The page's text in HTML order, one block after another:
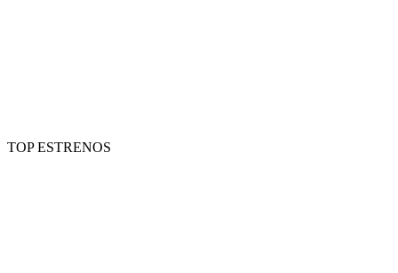
TOP ESTRENOS